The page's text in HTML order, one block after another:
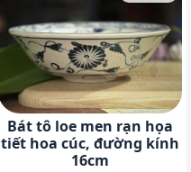
Bát tô loe men rạn họa
tiết hoa cúc, đường kính
16cm